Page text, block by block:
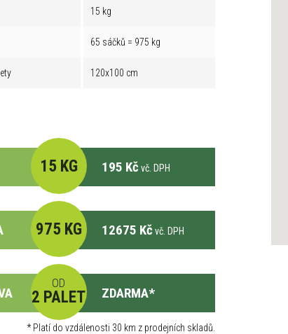
15 kg
65 sáčků = 975 kg
120x100 cm
15 KG 195 Kč vč. DPH
975 KG 12675 Kč vč. DPH
OD
2 PALET ZDARMA*
*Platí do vzdálenosti 30 km z prodejních skladů.